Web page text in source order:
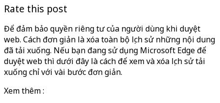
Rate this post
Để đảm bảo quyền riêng tư của người dùng khi duyệt
web. Cách đơn giản là xóa toàn bộ lịch sử những nội dung
đã tải xuống. Nếu bạn đang sử dụng Microsoft Edge để
duyệt web thì dưới đây là cách để xem và xóa lịch sử tải
xuống chỉ với vài bước đơn giản.
Xem thêm :